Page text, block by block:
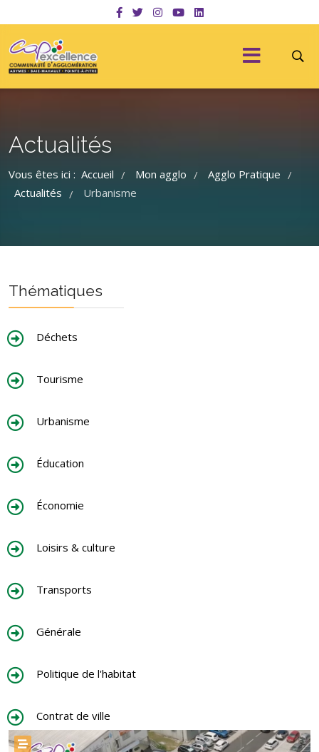
Actualités
Vous êtes ici : Accueil / Mon agglo / Agglo Pratique /
Actualités / Urbanisme
Thématiques
Déchets
Tourisme
Urbanisme
Éducation
Économie
Loisirs & culture
Transports
Générale
Politique de l'habitat
Contrat de ville